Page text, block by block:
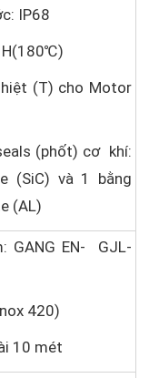
IP68
H(180℃)
(T) cho Motor
(phốt) cơ khí:
(SiC) và 1 bằng
(AL)
GANG EN- GJL-
420)
10 mét